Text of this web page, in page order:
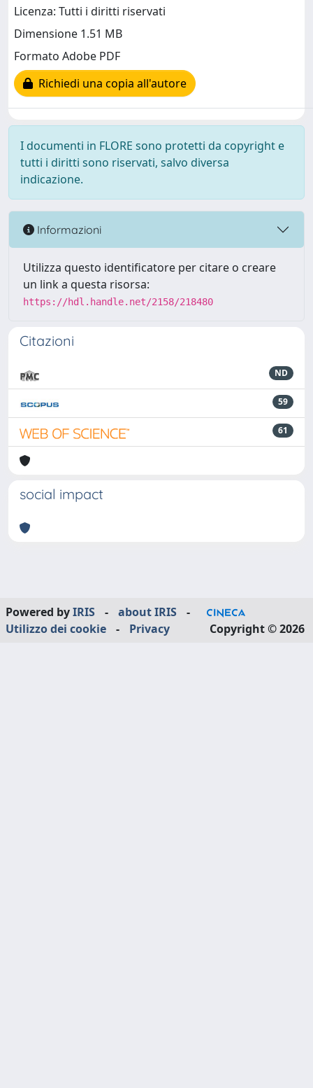
Licenza: Tutti i diritti riservati
Dimensione 1.51 MB
Formato Adobe PDF
Richiedi una copia all'autore
I documenti in FLORE sono protetti da copyright e
tutti i diritti sono riservati, salvo diversa
indicazione.
Informazioni
Utilizza questo identificatore per citare o creare
un link a questa risorsa:
https://hdl.handle.net/2158/218480
Citazioni
ND
59
61
social impact
Powered byIRIS - about IRIS
-
Utilizzo dei cookie
- Privacy Copyright © 2026